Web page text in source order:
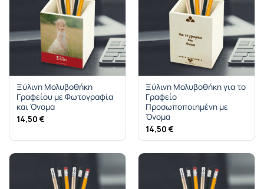
Ξύλινη Μολυβοθήκη
Γραφείου με Φωτογραφία
και Όνομα
14,50 €
Ξύλινη Μολυβοθήκη για το
Γραφείο
Προσωποποιημένη με
Όνομα
14,50 €